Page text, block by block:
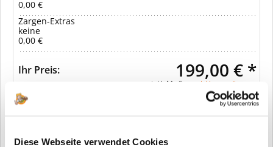
Diese Webseite verwendet Cookies
0,00 €
Zargen-Extras
keine
0,00 €
Ihr Preis: 199,00 € *
inkl. MwSt. zzgl. Versandkosten